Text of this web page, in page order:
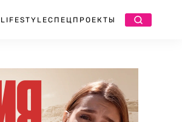
LIFESTYLEСПЕЦПРОЕКТЫ